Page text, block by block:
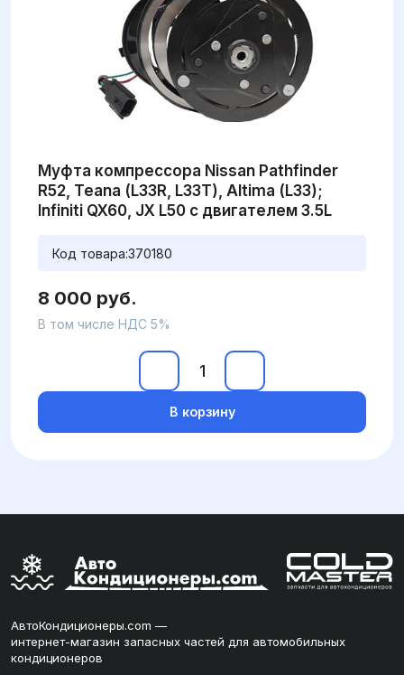
Муфта компрессора Nissan Pathfinder
R52, Teana (L33R, L33T), Altima (L33);
Infiniti QX60, JX L50 с двигателем 3.5L
Код товара:370180
8 000 руб.
В том числе НДС 5%
В корзину
АвтоКондиционеры.com —
интернет-магазин запасных частей для автомобильных
кондиционеров